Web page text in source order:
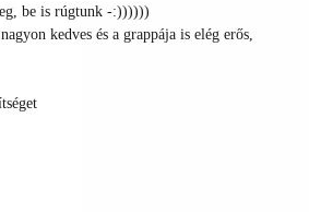
be is rúgtunk -:))))))
kedves és a grappája is elég erős,